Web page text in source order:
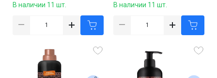
В наличии 11 шт. В наличии 11 шт.